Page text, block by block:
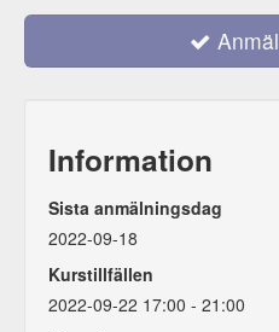
Information
Sista anmälningsdag
2022-09-18
Kurstillfällen
2022-09-22 17:00 - 21:00